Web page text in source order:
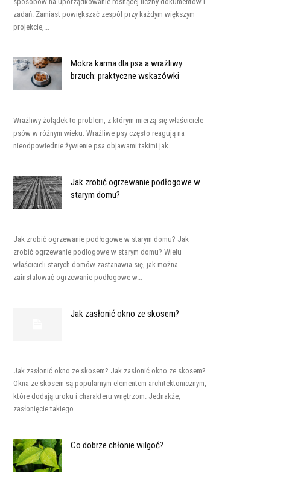
zadań. Zamiast powiększać zespół przy każdym większym
projekcie,...
Mokra karma dla psa a wrażliwy
brzuch: praktyczne wskazówki
Wrażliwy żołądek to problem, z którym mierzą się właściciele
psów w różnym wieku. Wrażliwe psy często reagują na
nieodpowiednie żywienie psa objawami takimi jak...
Jak zrobić ogrzewanie podłogowe w
starym domu?
Jak zrobić ogrzewanie podłogowe w starym domu? Jak
zrobić ogrzewanie podłogowe w starym domu? Wielu
właścicieli starych domów zastanawia się, jak można
zainstalować ogrzewanie podłogowe w...
Jak zasłonić okno ze skosem?
Jak zasłonić okno ze skosem? Jak zasłonić okno ze skosem?
Okna ze skosem są popularnym elementem architektonicznym,
które dodają uroku i charakteru wnętrzom. Jednakże,
zasłonięcie takiego...
Co dobrze chłonie wilgoć?